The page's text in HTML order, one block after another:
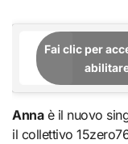
Fai clic per
Annaè il nuovo
il collettivo